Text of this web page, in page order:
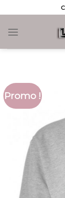
to
content
Promo !